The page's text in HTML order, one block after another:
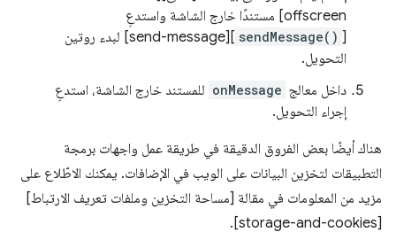
offscreen] مستندًا خارج الشاشة واستدعِ
[
sendMessage()
][send-message] لبدء روتين
التحويل.
داخل معالج onMessage للمستند خارج الشاشة، استدعِ
إجراء التحويل.
هناك أيضًا بعض الفروق الدقيقة في طريقة عمل واجهات برمجة
التطبيقات لتخزين البيانات على الويب في الإضافات. يمكنك الاطّلاع على
مزيد من المعلومات في مقالة [مساحة التخزين وملفات تعريف الارتباط]
[storage-and-cookies].